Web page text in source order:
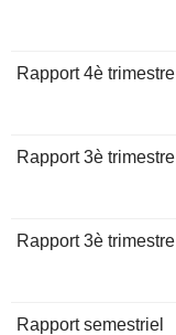
Rapport 4è trimestre
Rapport 3è trimestre
Rapport 3è trimestre
Rapport semestriel